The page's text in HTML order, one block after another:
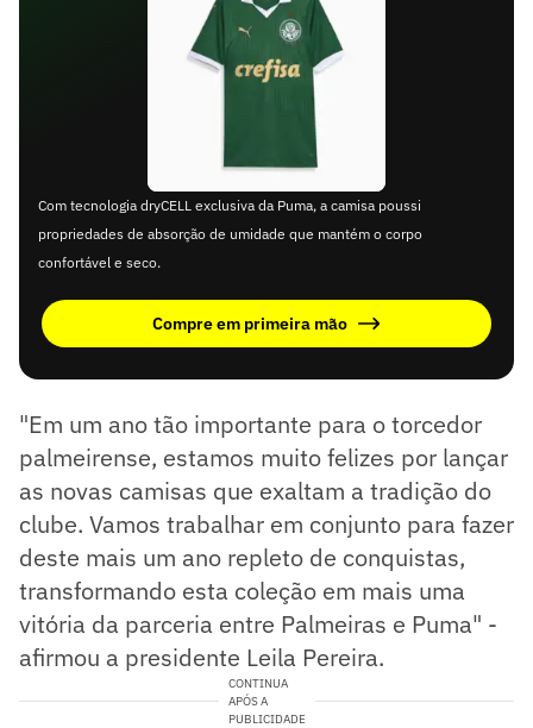
Com tecnologia dryCELL exclusiva da Puma, a camisa poussi
propriedades de absorção de umidade que mantém o corpo
confortável e seco.
Compre em primeira mão
"Em um ano tão importante para o torcedor
palmeirense, estamos muito felizes por lançar
as novas camisas que exaltam a tradição do
clube. Vamos trabalhar em conjunto para fazer
deste mais um ano repleto de conquistas,
transformando esta coleção em mais uma
vitória da parceria entre Palmeiras e Puma" -
afirmou a presidente Leila Pereira.
CONTINUA
APÓS A
PUBLICIDADE